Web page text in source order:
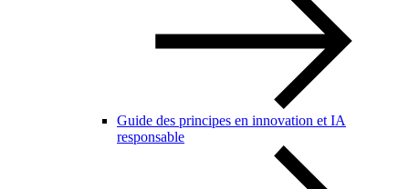
Guide des principes en innovation et IA
responsable